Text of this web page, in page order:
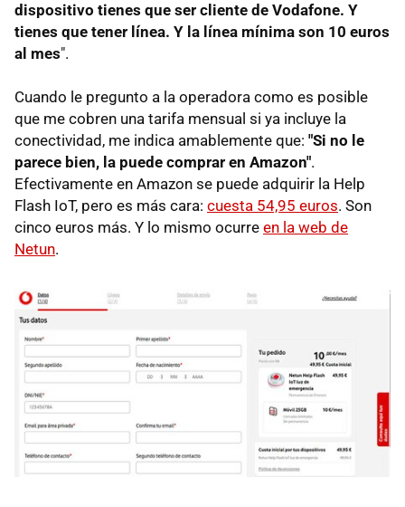
dispositivo tienes que ser cliente de Vodafone. Y
tienes que tener línea. Y la línea mínima son 10 euros
al mes".
Cuando le pregunto a la operadora como es posible
que me cobren una tarifa mensual si ya incluye la
conectividad, me indica amablemente que: "Si no le
parece bien, la puede comprar en Amazon".
Efectivamente en Amazon se puede adquirir la Help
Flash IoT, pero es más cara: cuesta 54,95 euros. Son
cinco euros más. Y lo mismo ocurre en la web de
Netun.